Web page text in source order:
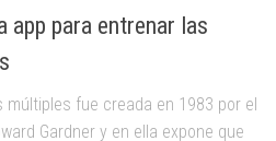
app para entrenar las
fue creada en 1983 por el
Gardner y en ella expone que